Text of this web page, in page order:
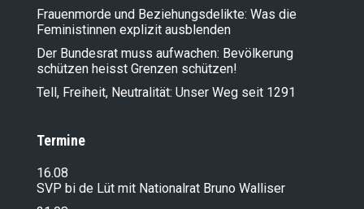
Frauenmorde und Beziehungsdelikte: Was die
Feministinnen explizit ausblenden
Der Bundesrat muss aufwachen: Bevölkerung
schützen heisst Grenzen schützen!
Tell, Freiheit, Neutralität: Unser Weg seit 1291
Termine
16.08
SVP bi de Lüt mit Nationalrat Bruno Walliser